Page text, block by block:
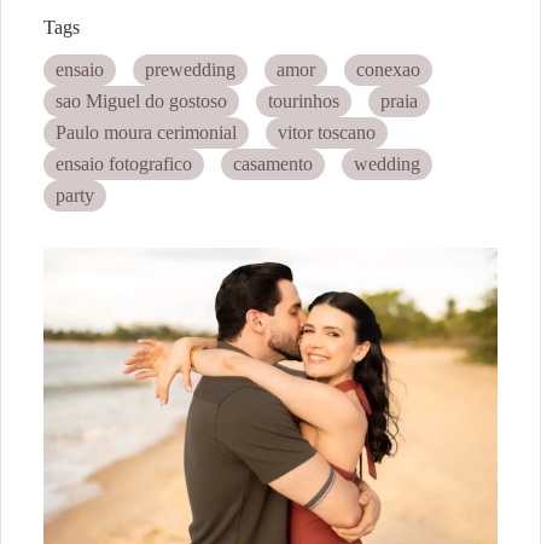
Tags
ensaio prewedding amor
conexao
sao Miguel do gostoso
tourinhos
praia
Paulo moura cerimonial
vitor toscano
ensaio fotografico
casamento
wedding
party